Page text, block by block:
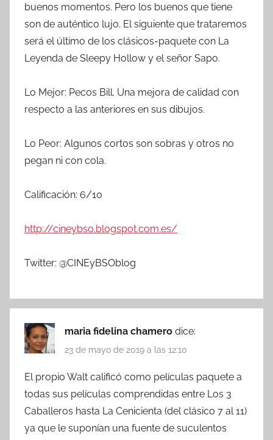
buenos momentos. Pero los buenos que tiene
son de auténtico lujo. El siguiente que trataremos
será el último de los clásicos-paquete con La
Leyenda de Sleepy Hollow y el señor Sapo.
Lo Mejor: Pecos Bill. Una mejora de calidad con
respecto a las anteriores en sus dibujos.
Lo Peor: Algunos cortos son sobras y otros no
pegan ni con cola.
Calificación: 6/10
http://cineybso.blogspot.com.es/
Twitter: @CINEyBSOblog
maria fidelina chamero dice:
23 de mayo de 2019 a las 12:10
El propio Walt calificó como películas paquete a
todas sus películas comprendidas entre Los 3
Caballeros hasta La Cenicienta (del clásico 7 al 11)
ya que le suponían una fuente de suculentos